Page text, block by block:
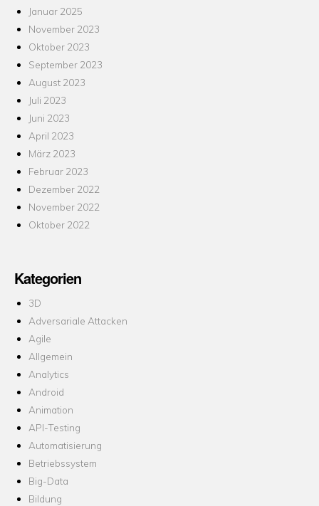
Januar 2025
November 2023
Oktober 2023
September 2023
August 2023
Juli 2023
Juni 2023
April 2023
März 2023
Februar 2023
Dezember 2022
November 2022
Oktober 2022
Kategorien
3D
Adversariale Attacken
Agile
Allgemein
Analytics
Android
Animation
API-Testing
Automatisierung
Betriebssystem
Big-Data
Bildung